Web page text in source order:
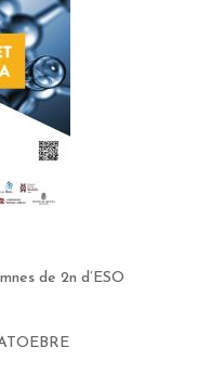
de 2n d’ESO